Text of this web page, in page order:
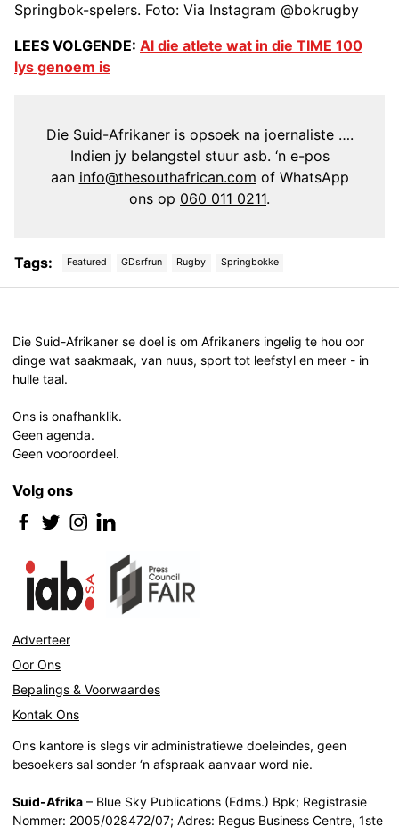
Springbok-spelers. Foto: Via Instagram @bokrugby
LEES VOLGENDE: Al die atlete wat in die TIME 100
lys genoem is
Die Suid-Afrikaner is opsoek na joernaliste ….
Indien jy belangstel stuur asb. ‘n e-pos
aan info@thesouthafrican.com of WhatsApp
ons op 060 011 0211.
Tags: Featured GDsrfrun Rugby Springbokke
Die Suid-Afrikaner se doel is om Afrikaners ingelig te hou oor
dinge wat saakmaak, van nuus, sport tot leefstyl en meer - in
hulle taal.
Ons is onafhanklik.
Geen agenda.
Geen vooroordeel.
Volg ons
Adverteer
Oor Ons
Bepalings & Voorwaardes
Kontak Ons
Ons kantore is slegs vir administratiewe doeleindes, geen
besoekers sal sonder ‘n afspraak aanvaar word nie.
Suid-Afrika – Blue Sky Publications (Edms.) Bpk; Registrasie
Nommer: 2005/028472/07; Adres: Regus Business Centre, 1ste